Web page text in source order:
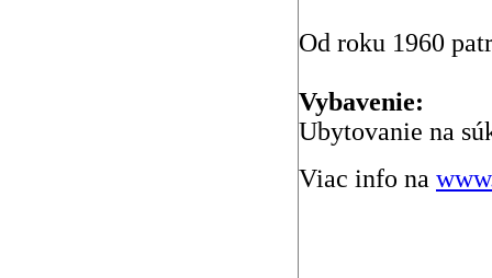
Od roku 1960
Vybavenie:
Ubytovanie na
Viac info na